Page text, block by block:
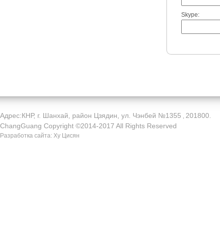
Skype:
Адрес:КНР, г. Шанхай, район Цзядин, ул. Чэнбей №1355 , 201800.
ChangGuang Copyright ©2014-2017 All Rights Reserved
Разработка сайта: Ху Цисян